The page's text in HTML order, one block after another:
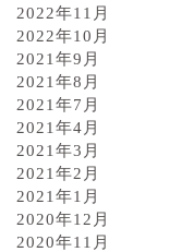
2022年11月
2022年10月
2021年9月
2021年8月
2021年7月
2021年4月
2021年3月
2021年2月
2021年1月
2020年12月
2020年11月